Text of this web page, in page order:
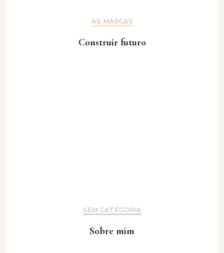
AS MARCAS
Construir futuro
SEM CATEGORIA
Sobre mim